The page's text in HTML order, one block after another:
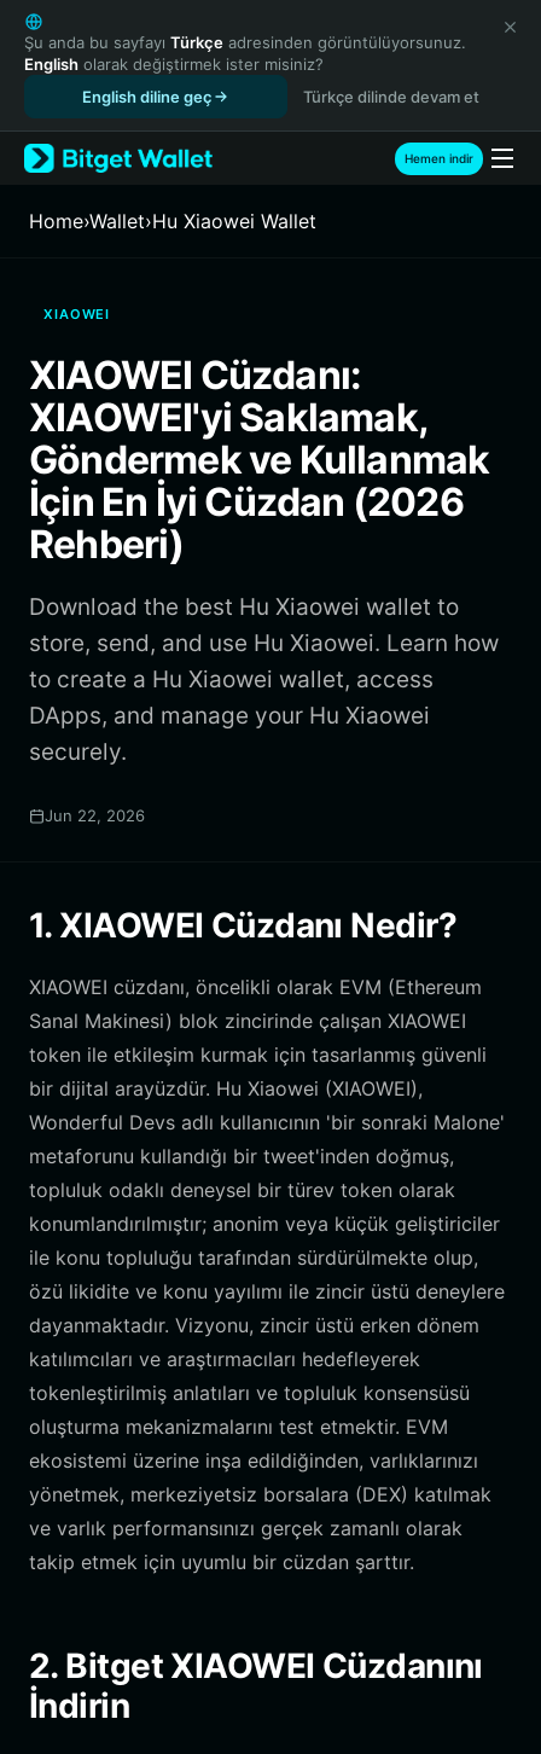
English
日本語
Tiếng Việt
Español (Latinoamérica)
Türkçe
Français
繁體中文
Bahasa Indonesia
ภาษาไทย
हिन्दी
Español
Português (Brasil)
Español (Argentina)
Şu anda bu sayfayı Türkçe adresinden görüntülüyorsunuz.
English olarak değiştirmek ister misiniz?
English diline geç
Türkçe dilinde devam et
Hemen indir
Home›Wallet›Hu Xiaowei Wallet
XIAOWEI
XIAOWEI Cüzdanı:
XIAOWEI'yi Saklamak,
Göndermek ve Kullanmak
İçin En İyi Cüzdan (2026
Rehberi)
Download the best Hu Xiaowei wallet to
store, send, and use Hu Xiaowei. Learn how
to create a Hu Xiaowei wallet, access
DApps, and manage your Hu Xiaowei
securely.
Jun 22, 2026
1. XIAOWEI Cüzdanı Nedir?
XIAOWEI cüzdanı, öncelikli olarak EVM (Ethereum
Sanal Makinesi) blok zincirinde çalışan XIAOWEI
token ile etkileşim kurmak için tasarlanmış güvenli
bir dijital arayüzdür. Hu Xiaowei (XIAOWEI),
Wonderful Devs adlı kullanıcının 'bir sonraki Malone'
metaforunu kullandığı bir tweet'inden doğmuş,
topluluk odaklı deneysel bir türev token olarak
konumlandırılmıştır; anonim veya küçük geliştiriciler
ile konu topluluğu tarafından sürdürülmekte olup,
özü likidite ve konu yayılımı ile zincir üstü deneylere
dayanmaktadır. Vizyonu, zincir üstü erken dönem
katılımcıları ve araştırmacıları hedefleyerek
tokenleştirilmiş anlatıları ve topluluk konsensüsü
oluşturma mekanizmalarını test etmektir. EVM
ekosistemi üzerine inşa edildiğinden, varlıklarınızı
yönetmek, merkeziyetsiz borsalara (DEX) katılmak
ve varlık performansınızı gerçek zamanlı olarak
takip etmek için uyumlu bir cüzdan şarttır.
2. Bitget XIAOWEI Cüzdanını
İndirin